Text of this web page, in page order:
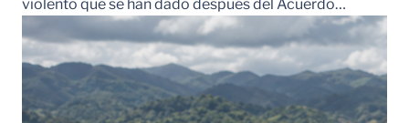
violento que se han dado después del Acuerdo…